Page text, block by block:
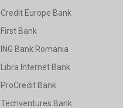
Credit Europe Bank
First Bank
ING Bank Romania
Libra Internet Bank
ProCredit Bank
Techventures Bank